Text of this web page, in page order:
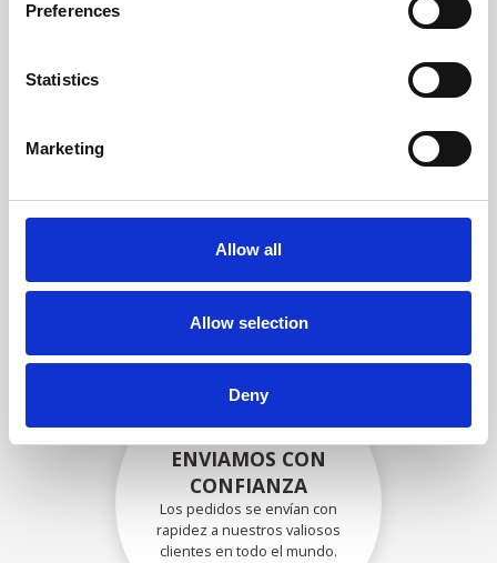
Preferences
Statistics
Marketing
Allow all
Allow selection
Deny
EMBALADO DE
FORMA SEGURA
Cada pieza individual se
empaqueta de forma segura
ENVIAMOS CON
CONFIANZA
Los pedidos se envían con
rapidez a nuestros valiosos
clientes en todo el mundo.